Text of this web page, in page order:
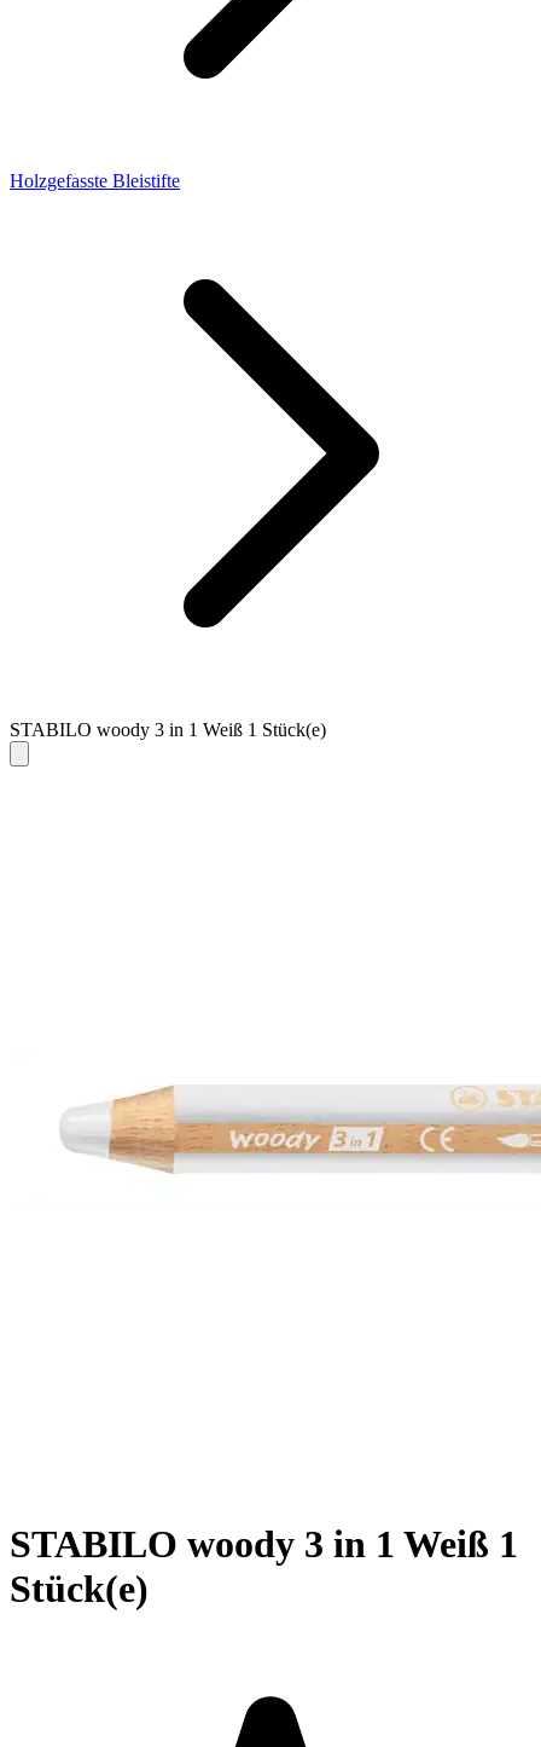
Holzgefasste Bleistifte
STABILO woody 3 in 1 Weiß 1 Stück(e)
STABILO woody 3 in 1 Weiß 1
Stück(e)